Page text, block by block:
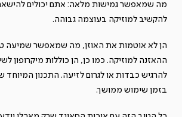
מה שמאפשר גמישות מלאה: אתם יכולים
להקשיב למוזיקה בעוצמה גבוהה.
הן לא אוטמות את האוזן, מה שמאפשר שמיעה
ההאזנה למוזיקה. כמו כן, הן כוללות מיקרופון
להרגיש כבדות או לגרום לזיעה. התכנון
בזמן שימוש ממושך.